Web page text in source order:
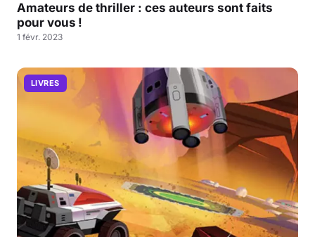
Amateurs de thriller : ces auteurs sont faits
pour vous !
1 févr. 2023
LIVRES